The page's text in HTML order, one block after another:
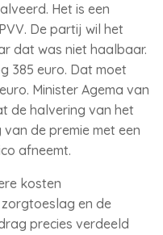
Het is een
De partij wil het
dat was niet haalbaar.
385 euro. Dat moet
Minister Agema van
de halvering van het
de premie met een
afneemt.
kosten
en de
precies verdeeld